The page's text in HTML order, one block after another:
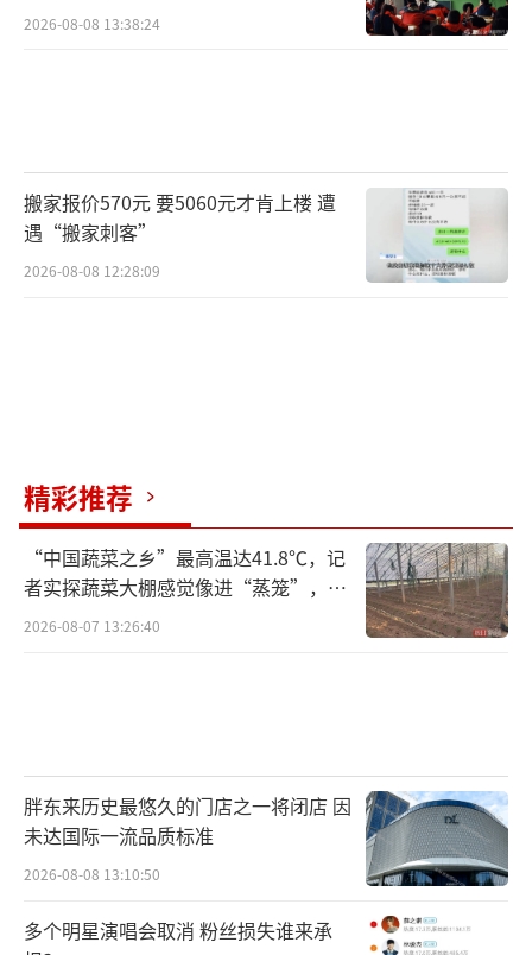
2026-08-08 13:38:24
搬家报价570元 要5060元才肯上楼 遭
遇“搬家刺客”
2026-08-08 12:28:09
精彩推荐
“中国蔬菜之乡”最高温达41.8℃，记
者实探蔬菜大棚感觉像进“蒸笼”，有
村民称只能凌晨两点起来干活
2026-08-07 13:26:40
胖东来历史最悠久的门店之一将闭店 因
未达国际一流品质标准
2026-08-08 13:10:50
多个明星演唱会取消 粉丝损失谁来承